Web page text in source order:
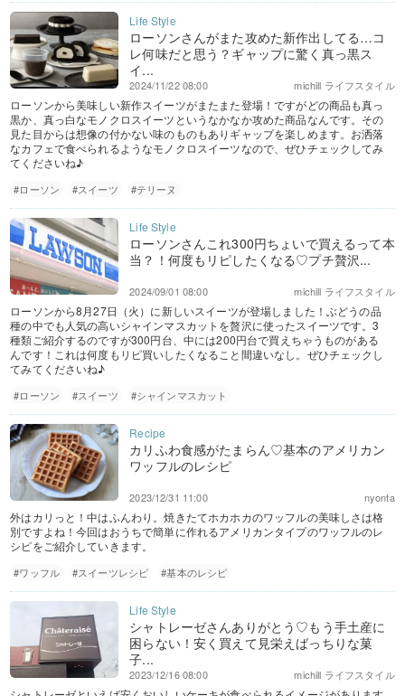
ローソンさんがまた攻めた新作出してる…コ
レ何味だと思う？ギャップに驚く真っ黒ス
イ...
michill ライフスタイル
2024/11/22 08:00
ローソンから美味しい新作スイーツがまたまた登場！ですがどの商品も真っ
黒か、真っ白なモノクロスイーツというなかなか攻めた商品なんです。その
見た目からは想像の付かない味のものもありギャップを楽しめます。お洒落
なカフェで食べられるようなモノクロスイーツなので、ぜひチェックしてみ
てくださいね♪
#ローソン #スイーツ #テリーヌ
ローソンさんこれ300円ちょいで買えるって本
当？！何度もリピしたくなる♡プチ贅沢...
michill ライフスタイル
2024/09/01 08:00
ローソンから8月27日（火）に新しいスイーツが登場しました！ぶどうの品
種の中でも人気の高いシャインマスカットを贅沢に使ったスイーツです。3
種類ご紹介するのですが300円台、中には200円台で買えちゃうものがある
んです！これは何度もリピ買いしたくなること間違いなし。ぜひチェックし
てみてくださいね♪
#ローソン #スイーツ #シャインマスカット
カリふわ食感がたまらん♡基本のアメリカン
ワッフルのレシピ
nyonta
2023/12/31 11:00
外はカリっと！中はふんわり。焼きたてホカホカのワッフルの美味しさは格
別ですよね！今回はおうちで簡単に作れるアメリカンタイプのワッフルのレ
シピをご紹介していきます。
#ワッフル #スイーツレシピ #基本のレシピ
シャトレーゼさんありがとう♡もう手土産に
困らない！安く買えて見栄えばっちりな菓
子...
michill ライフスタイル
2023/12/16 08:00